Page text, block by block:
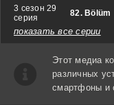
3 сезон 29
серия
82. Bölüm
показать все серии
Этот медиа
различных
смартфоны и